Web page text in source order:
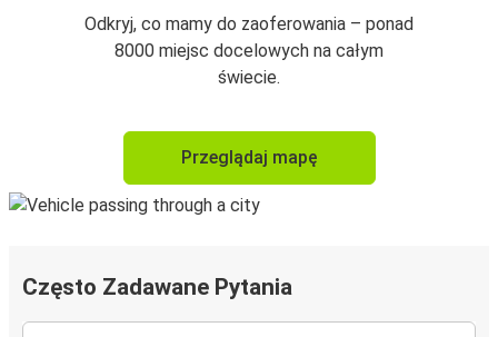
Odkryj, co mamy do zaoferowania – ponad
8000 miejsc docelowych na całym
świecie.
Przeglądaj mapę
Często Zadawane Pytania